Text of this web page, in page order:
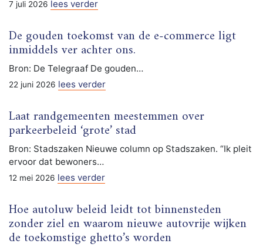
7 juli 2026 lees verder
De gouden toekomst van de e-commerce ligt
inmiddels ver achter ons.
Bron: De Telegraaf De gouden…
22 juni 2026 lees verder
Laat randgemeenten meestemmen over
parkeerbeleid ‘grote’ stad
Bron: Stadszaken Nieuwe column op Stadszaken. “Ik pleit
ervoor dat bewoners…
12 mei 2026 lees verder
Hoe autoluw beleid leidt tot binnensteden
zonder ziel en waarom nieuwe autovrije wijken
de toekomstige ghetto’s worden